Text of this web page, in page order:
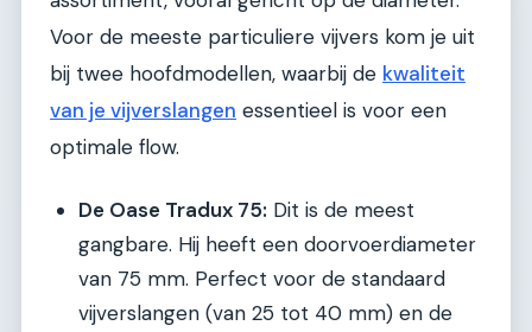
Voor de meeste particuliere vijvers kom je uit
bij twee hoofdmodellen, waarbij de kwaliteit
van je vijverslangen essentieel is voor een
optimale flow.
De Oase Tradux 75: Dit is de meest
gangbare. Hij heeft een doorvoerdiameter
van 75 mm. Perfect voor de standaard
vijverslangen (van 25 tot 40 mm) en de